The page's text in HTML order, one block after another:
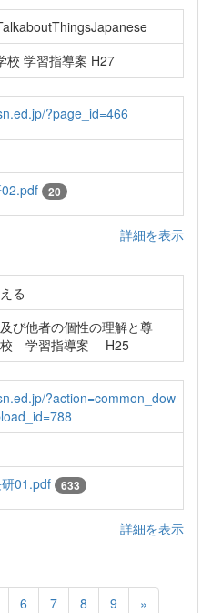
校 学習指導案 H27
?page_id=466
20
詳細を表示
る
び他者の個性の理解と尊
学習指導案 H25
?action=common_dow
01.pdf 633
詳細を表示
6 7 8 9 »